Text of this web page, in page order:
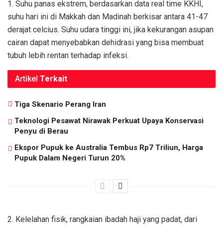
1. Suhu panas ekstrem, berdasarkan data real time KKHI,
suhu hari ini di Makkah dan Madinah berkisar antara 41-47
derajat celcius. Suhu udara tinggi ini, jika kekurangan asupan
cairan dapat menyebabkan dehidrasi yang bisa membuat
tubuh lebih rentan terhadap infeksi.
Artikel Terkait
Tiga Skenario Perang Iran
Teknologi Pesawat Nirawak Perkuat Upaya Konservasi
Penyu di Berau
Ekspor Pupuk ke Australia Tembus Rp7 Triliun, Harga
Pupuk Dalam Negeri Turun 20%
2. Kelelahan fisik, rangkaian ibadah haji yang padat, dari